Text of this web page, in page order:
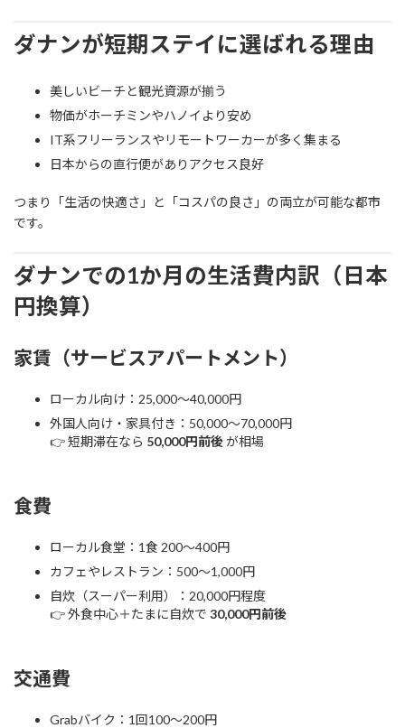
ダナンが短期ステイに選ばれる理由
美しいビーチと観光資源が揃う
物価がホーチミンやハノイより安め
IT系フリーランスやリモートワーカーが多く集まる
日本からの直行便がありアクセス良好
つまり「生活の快適さ」と「コスパの良さ」の両立が可能な都市
です。
ダナンでの1か月の生活費内訳（日本
円換算）
家賃（サービスアパートメント）
ローカル向け：25,000〜40,000円
外国人向け・家具付き：50,000〜70,000円
👉 短期滞在なら 50,000円前後が相場
食費
ローカル食堂：1食 200〜400円
カフェやレストラン：500〜1,000円
自炊（スーパー利用）：20,000円程度
👉 外食中心＋たまに自炊で 30,000円前後
交通費
Grabバイク：1回100〜200円